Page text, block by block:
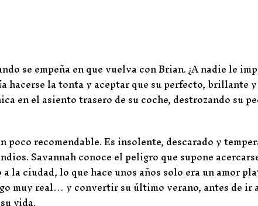
se empeña en que vuelva con Brian. ¿A nadie le
hacerse la tonta y aceptar que su perfecto, brillante y
en el asiento trasero de su coche, destrozando su
recomendable. Es insolente, descarado y
Savannah conoce el peligro que supone
la ciudad, lo que hace unos años solo era un amor
muy real… y convertir su último verano, antes de ir